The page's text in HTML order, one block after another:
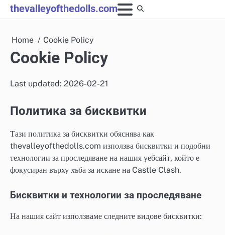
Skip
to
thevalleyofthedolls.com
Home Cookie Policy
Cookie Policy
Last updated: 2026-02-21
Политика за бисквитки
Тази политика за бисквитки обяснява как
thevalleyofthedolls.com използва бисквитки и подобни
технологии за проследяване на нашия уебсайт, който е
фокусиран върху хъба за искане на Castle Clash.
Бисквитки и технологии за проследяване
На нашия сайт използваме следните видове бисквитки: